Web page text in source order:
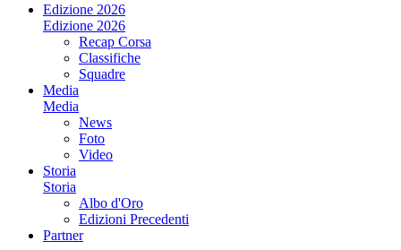
Edizione 2026
Edizione 2026
Recap Corsa
Classifiche
Squadre
Media
Media
News
Foto
Video
Storia
Storia
Albo d'Oro
Edizioni Precedenti
Partner